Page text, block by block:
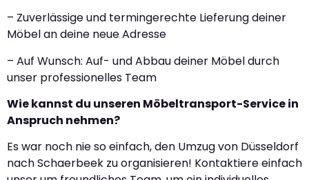
– Zuverlässige und termingerechte Lieferung deiner
Möbel an deine neue Adresse
– Auf Wunsch: Auf- und Abbau deiner Möbel durch
unser professionelles Team
Wie kannst du unseren Möbeltransport-Service in
Anspruch nehmen?
Es war noch nie so einfach, den Umzug von Düsseldorf
nach Schaerbeek zu organisieren! Kontaktiere einfach